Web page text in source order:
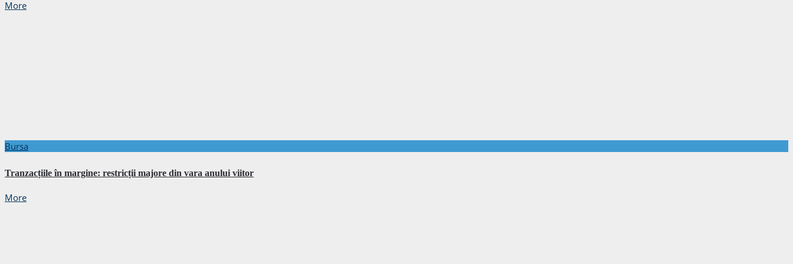
More
Bursa
Tranzacțiile în margine: restricții majore din vara anului viitor
More